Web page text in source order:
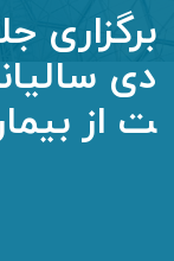
برگزاری
دی
ت از